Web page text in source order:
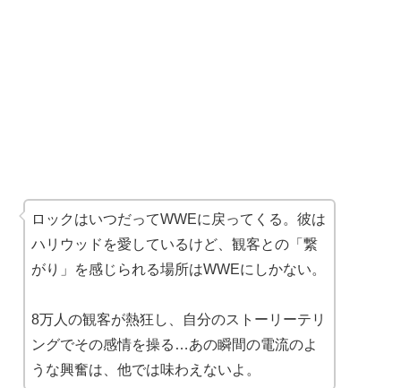
ロックはいつだってWWEに戻ってくる。彼は
ハリウッドを愛しているけど、観客との「繋
がり」を感じられる場所はWWEにしかない。
8万人の観客が熱狂し、自分のストーリーテリ
ングでその感情を操る…あの瞬間の電流のよ
うな興奮は、他では味わえないよ。